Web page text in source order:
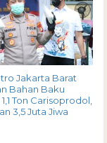
Jakarta Barat
Bahan Baku
Ton Carisoprodol,
3,5 Juta Jiwa